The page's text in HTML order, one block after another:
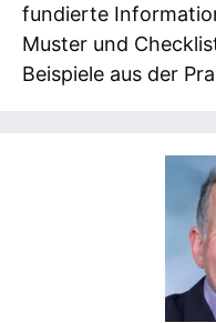
fundierte
Muster und
Beispiele aus der